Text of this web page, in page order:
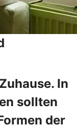
In
sollten
der